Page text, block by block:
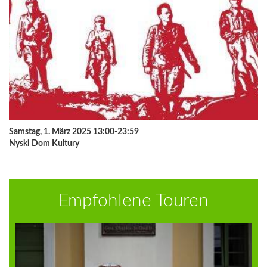
Samstag, 1. März 2025 13:00-23:59
Nyski Dom Kultury
Empfohlene Touren